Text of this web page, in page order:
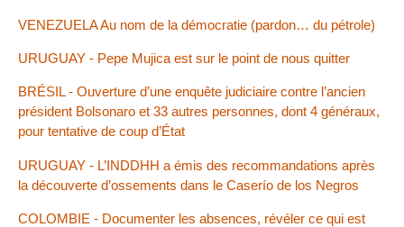
VENEZUELA Au nom de la démocratie (pardon… du pétrole)
URUGUAY - Pepe Mujica est sur le point de nous quitter
BRÉSIL - Ouverture d’une enquête judiciaire contre l’ancien
président Bolsonaro et 33 autres personnes, dont 4 généraux,
pour tentative de coup d’État
URUGUAY - L’INDDHH a émis des recommandations après
la découverte d’ossements dans le Caserío de los Negros
COLOMBIE - Documenter les absences, révéler ce qui est